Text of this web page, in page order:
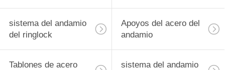
CONTROL
DE
CALIDAD
sistema del andamio
del ringlock
Apoyos del acero del
andamio
Tablones de acero
sistema del andamio